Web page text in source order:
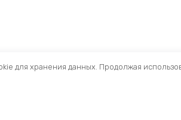
для хранения данных. Продолжая